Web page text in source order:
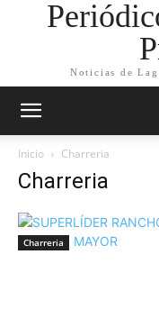
Noticias de
Inicio Charreria
Charreria
Charreria